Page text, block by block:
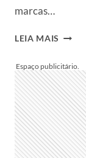
marcas…
LEIA MAIS PARIS
2020
–
E